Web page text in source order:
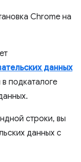
Chrome на
данных
подкаталоге
строки, вы
данных с